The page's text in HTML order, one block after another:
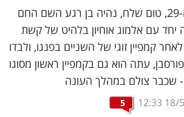
כדורגלן העבר בן ה-29, טום שלח, נהיה בן רגע השם החם
יחד עם אלמוג אוחיון בלהיט של קשת
לאחר קמפיין זוגי של השניים בפנגו, ולבדו
עתה הוא גם בקמפיין ראשון מסוגו
שכבר צולם במהלך העונה
18/
12:33
5